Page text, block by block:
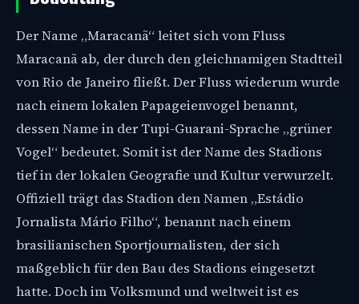
Der Name „Maracanã“ leitet sich vom Fluss
Maracanã ab, der durch den gleichnamigen Stadtteil
von Rio de Janeiro fließt. Der Fluss wiederum wurde
nach einem lokalen Papageienvogel benannt,
dessen Name in der Tupi-Guarani-Sprache „grüner
Vogel“ bedeutet. Somit ist der Name des Stadions
tief in der lokalen Geografie und Kultur verwurzelt.
Offiziell trägt das Stadion den Namen „Estádio
Jornalista Mário Filho“, benannt nach einem
brasilianischen Sportjournalisten, der sich
maßgeblich für den Bau des Stadions eingesetzt
hatte. Doch im Volksmund und weltweit ist es